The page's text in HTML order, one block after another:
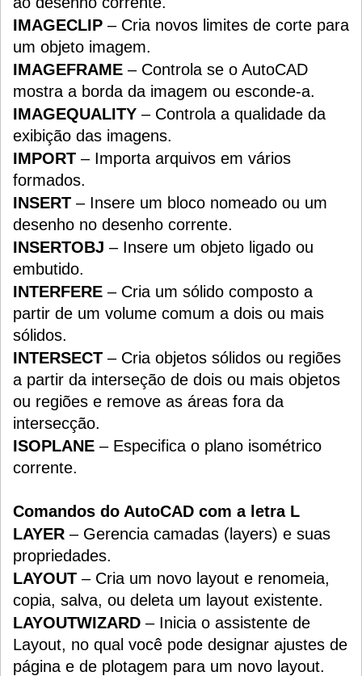
IMAGECLIP – Cria novos limites de corte para
um objeto imagem.
IMAGEFRAME – Controla se o AutoCAD
mostra a borda da imagem ou esconde-a.
IMAGEQUALITY – Controla a qualidade da
exibição das imagens.
IMPORT – Importa arquivos em vários
formados.
INSERT – Insere um bloco nomeado ou um
desenho no desenho corrente.
INSERTOBJ – Insere um objeto ligado ou
embutido.
INTERFERE – Cria um sólido composto a
partir de um volume comum a dois ou mais
sólidos.
INTERSECT – Cria objetos sólidos ou regiões
a partir da interseção de dois ou mais objetos
ou regiões e remove as áreas fora da
intersecção.
ISOPLANE – Especifica o plano isométrico
corrente.
Comandos do AutoCAD com a letra L
LAYER – Gerencia camadas (layers) e suas
propriedades.
LAYOUT – Cria um novo layout e renomeia,
copia, salva, ou deleta um layout existente.
LAYOUTWIZARD – Inicia o assistente de
Layout, no qual você pode designar ajustes de
página e de plotagem para um novo layout.